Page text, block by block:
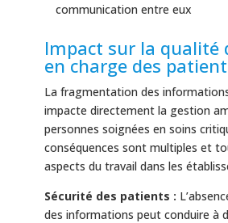
communication entre eux
Impact sur la qualité
en charge des
La fragmentation des
impacte directement la gestion
personnes soignées en soins
conséquences sont multiples et
aspects du travail dans les
Sécurité des patients :
des informations peut conduire à